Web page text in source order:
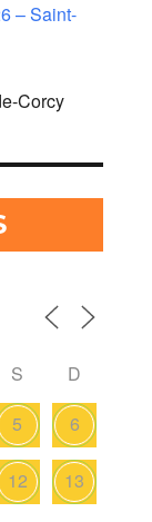
– Saint-
Corcy
S
D
5 6
12 13